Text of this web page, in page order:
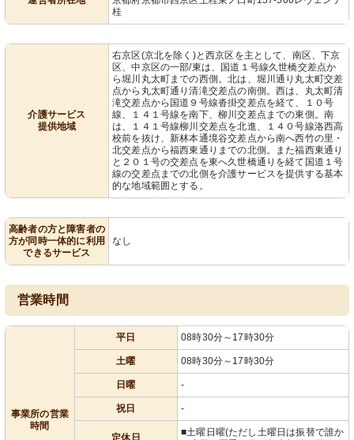
桂
介護サービス
提供地域
右京区(京北を除く)と西京区を主として、南区、下京
区、中京区の一部/東は、国道１号線久世橋交差点か
ら堀川丸太町までの西側。北は、堀川通り丸太町交差
点から丸太町通り清滝交差点の南側。西は、丸太町清
滝交差点から国道９号線沓掛交差点を経て、１０号
線、１４１号線を南下、柳川交差点までの東側。南
は、１４１号線柳川交差点を北進、１４０号線洛西高
校前を抜け、新林本通境谷交差点から南へ西竹の里・
北交差点から福西東通りまでの北側。また福西東通り
と２０１号の交差点を東へ久世橋通りを経て国道１号
線の交差点までの北側を介護サービスを提供する基本
的な地域範囲とする。
高齢者の方と障害者の
方が同時一体的に利用
できるサービス
なし
営業時間
事業所の営業
時間
平日 08時30分～17時30分
土曜 08時30分～17時30分
日曜 -
祝日 -
定休日
■土曜日曜(ただし土曜日は振替で誰か